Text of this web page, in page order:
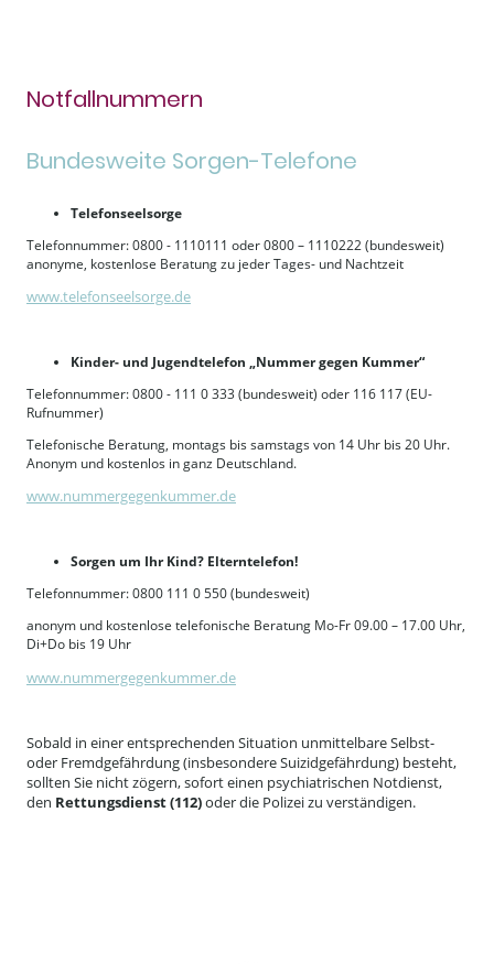
Notfallnummern
Bundesweite Sorgen-Telefone
Telefonseelsorge
Telefonnummer: 0800 - 1110111 oder 0800 – 1110222 (bundesweit)
anonyme, kostenlose Beratung zu jeder Tages- und Nachtzeit
www.telefonseelsorge.de
Kinder- und Jugendtelefon „Nummer gegen Kummer“
Telefonnummer: 0800 - 111 0 333 (bundesweit) oder 116 117 (EU-
Rufnummer)
Telefonische Beratung, montags bis samstags von 14 Uhr bis 20 Uhr.
Anonym und kostenlos in ganz Deutschland.
www.nummergegenkummer.de
Sorgen um Ihr Kind? Elterntelefon!
Telefonnummer: 0800 111 0 550 (bundesweit)
anonym und kostenlose telefonische Beratung Mo-Fr 09.00 – 17.00 Uhr,
Di+Do bis 19 Uhr
www.nummergegenkummer.de
Sobald in einer entsprechenden Situation unmittelbare Selbst-
oder Fremdgefährdung (insbesondere Suizidgefährdung) besteht,
sollten Sie nicht zögern, sofort einen psychiatrischen Notdienst,
den Rettungsdienst (112)oder die Polizei zu verständigen.